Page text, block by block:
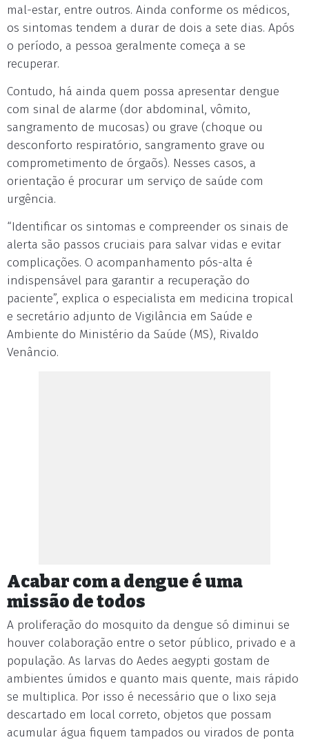
mal-estar, entre outros. Ainda conforme os médicos,
os sintomas tendem a durar de dois a sete dias. Após
o período, a pessoa geralmente começa a se
recuperar.
Contudo, há ainda quem possa apresentar dengue
com sinal de alarme (dor abdominal, vômito,
sangramento de mucosas) ou grave (choque ou
desconforto respiratório, sangramento grave ou
comprometimento de órgaõs). Nesses casos, a
orientação é procurar um serviço de saúde com
urgência.
“Identificar os sintomas e compreender os sinais de
alerta são passos cruciais para salvar vidas e evitar
complicações. O acompanhamento pós-alta é
indispensável para garantir a recuperação do
paciente”, explica o especialista em medicina tropical
e secretário adjunto de Vigilância em Saúde e
Ambiente do Ministério da Saúde (MS), Rivaldo
Venâncio.
Acabar com a dengue é uma
missão de todos
A proliferação do mosquito da dengue só diminui se
houver colaboração entre o setor público, privado e a
população. As larvas do Aedes aegypti gostam de
ambientes úmidos e quanto mais quente, mais rápido
se multiplica. Por isso é necessário que o lixo seja
descartado em local correto, objetos que possam
acumular água fiquem tampados ou virados de ponta